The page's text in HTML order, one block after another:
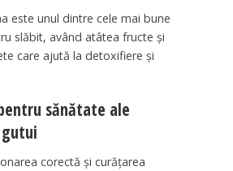
este unul dintre cele mai bune
slăbit, având atâtea fructe și
care ajută la detoxifiere și
sănătate ale
corectă și curățarea